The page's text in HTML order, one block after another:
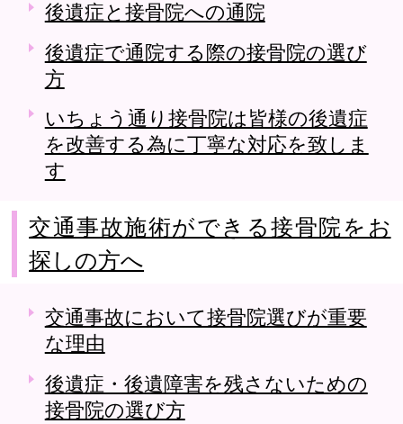
後遺症と接骨院への通院
後遺症で通院する際の接骨院の選び
方
いちょう通り接骨院は皆様の後遺症
を改善する為に丁寧な対応を致しま
す
交通事故施術ができる接骨院をお
探しの方へ
交通事故において接骨院選びが重要
な理由
後遺症・後遺障害を残さないための
接骨院の選び方